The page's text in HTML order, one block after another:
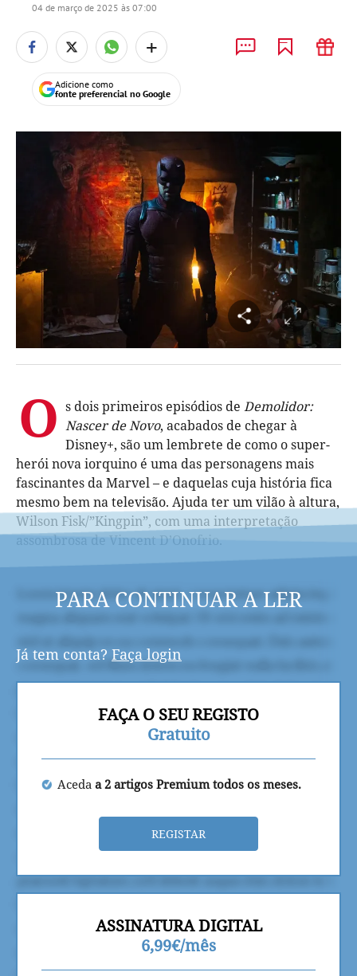
04 de março de 2025 às 07:00
+
Adicione como
fonte preferencial no Google
O s dois primeiros episódios de Demolidor:
Nascer de Novo, acabados de chegar à
Disney+, são um lembrete de como o super-
herói nova iorquino é uma das personagens mais
fascinantes da Marvel – e daquelas cuja história fica
mesmo bem na televisão. Ajuda ter um vilão à altura,
Wilson Fisk/”Kingpin”, com uma interpretação
assombrosa de Vincent D’Onofrio.
PARA CONTINUAR A LER
Já tem conta? Faça login
FAÇA O SEU REGISTO
Gratuito
Aceda a 2 artigos Premium todos os meses.
REGISTAR
ASSINATURA DIGITAL
6,99€/mês